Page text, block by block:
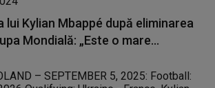
lui Kylian Mbappé după eliminarea
Mondială: „Este o mare...